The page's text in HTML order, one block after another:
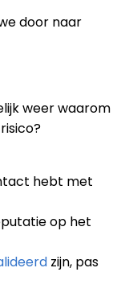
door naar
weer waarom
hebt met
op het
zijn, pas